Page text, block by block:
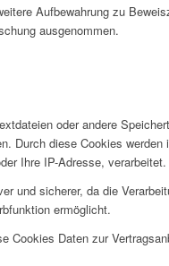
Aufbewahrung zu
ausgenommen.
oder andere
Durch diese Cookies
Ihre IP-Adresse, verarbeitet.
und sicherer, da die
ermöglicht.
Daten zur